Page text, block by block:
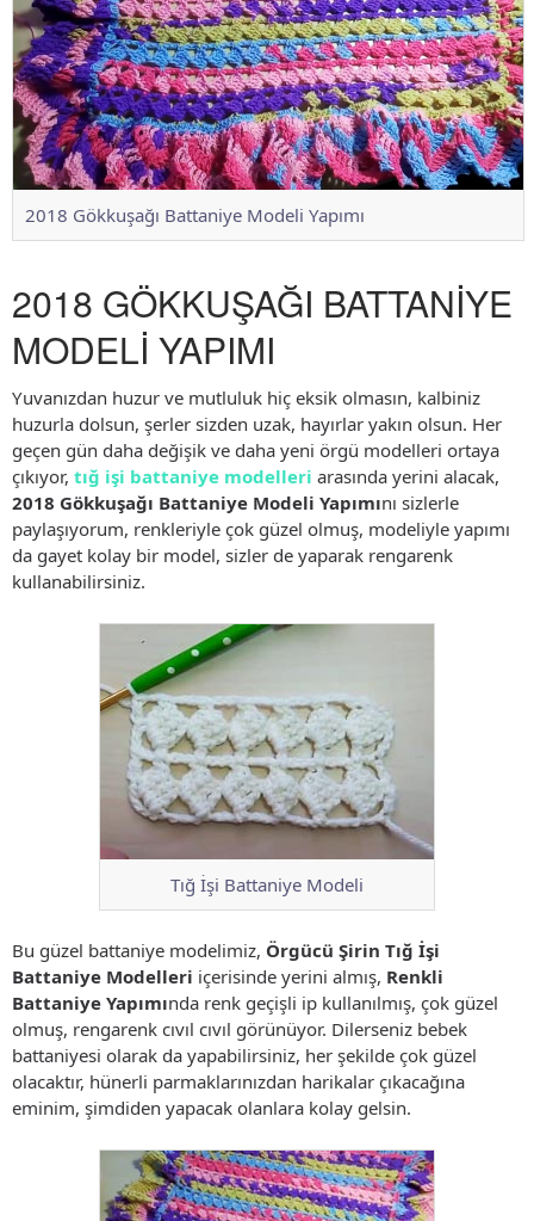
2018 Gökkuşağı Battaniye Modeli Yapımı
2018 GÖKKUŞAĞI BATTANİYE
MODELİ YAPIMI
Yuvanızdan huzur ve mutluluk hiç eksik olmasın, kalbiniz
huzurla dolsun, şerler sizden uzak, hayırlar yakın olsun. Her
geçen gün daha değişik ve daha yeni örgü modelleri ortaya
çıkıyor, tığ işi battaniye modelleri arasında yerini alacak,
2018 Gökkuşağı Battaniye Modeli Yapımını sizlerle
paylaşıyorum, renkleriyle çok güzel olmuş, modeliyle yapımı
da gayet kolay bir model, sizler de yaparak rengarenk
kullanabilirsiniz.
Tığ İşi Battaniye Modeli
Bu güzel battaniye modelimiz, Örgücü Şirin Tığ İşi
Battaniye Modelleri içerisinde yerini almış, Renkli
Battaniye Yapımında renk geçişli ip kullanılmış, çok güzel
olmuş, rengarenk cıvıl cıvıl görünüyor. Dilerseniz bebek
battaniyesi olarak da yapabilirsiniz, her şekilde çok güzel
olacaktır, hünerli parmaklarınızdan harikalar çıkacağına
eminim, şimdiden yapacak olanlara kolay gelsin.